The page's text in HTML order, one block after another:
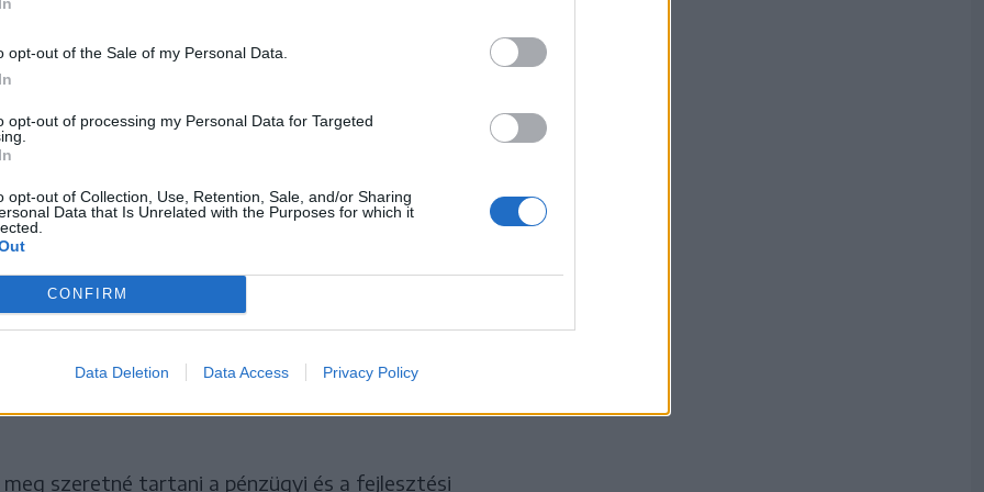
opt-out of the Sale of my Personal Data.
opt-out of processing my Personal Data for Targeted
opt-out of Collection, Use, Retention, Sale, and/or Sharing
Data that Is Unrelated with the Purposes for which it
CONFIRM
Data Deletion Data Access Privacy Policy
minisztérium lehet, a PSD
4-4, az RMDSZ pedig
kapjon egy fajsúlyos minisztériumot.
szeretné magának, a szenátusi elnöki poszt
jelenlegi elnök, a PNL-es Ilie Bolojan
szeretné tartani a pénzügyi és a fejlesztési